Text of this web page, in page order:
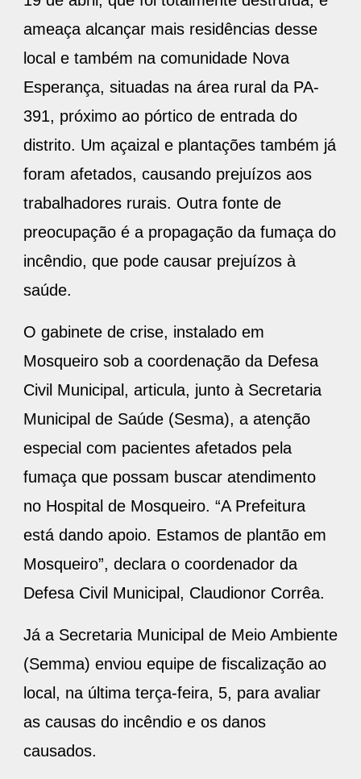
ameaça alcançar mais residências desse
local e também na comunidade Nova
Esperança, situadas na área rural da PA-
391, próximo ao pórtico de entrada do
distrito. Um açaizal e plantações também já
foram afetados, causando prejuízos aos
trabalhadores rurais. Outra fonte de
preocupação é a propagação da fumaça do
incêndio, que pode causar prejuízos à
saúde.
O gabinete de crise, instalado em
Mosqueiro sob a coordenação da Defesa
Civil Municipal, articula, junto à Secretaria
Municipal de Saúde (Sesma), a atenção
especial com pacientes afetados pela
fumaça que possam buscar atendimento
no Hospital de Mosqueiro. “A Prefeitura
está dando apoio. Estamos de plantão em
Mosqueiro”, declara o coordenador da
Defesa Civil Municipal, Claudionor Corrêa.
Já a Secretaria Municipal de Meio Ambiente
(Semma) enviou equipe de fiscalização ao
local, na última terça-feira, 5, para avaliar
as causas do incêndio e os danos
causados.